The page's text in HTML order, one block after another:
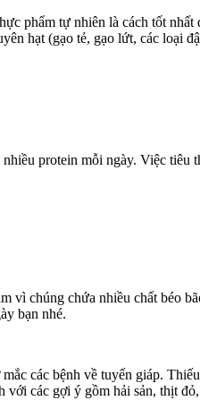
phẩm tự nhiên là cách tốt
hạt (gạo tẻ, gạo lứt, các loại
protein mỗi ngày. Việc
vì chúng chứa nhiều chất béo
bạn nhé.
các bệnh về tuyến giáp.
các gợi ý gồm hải sản, thịt